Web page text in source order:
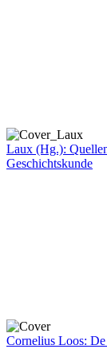
Laux (Hg.):
Geschichtskunde
Cornelius Loos: